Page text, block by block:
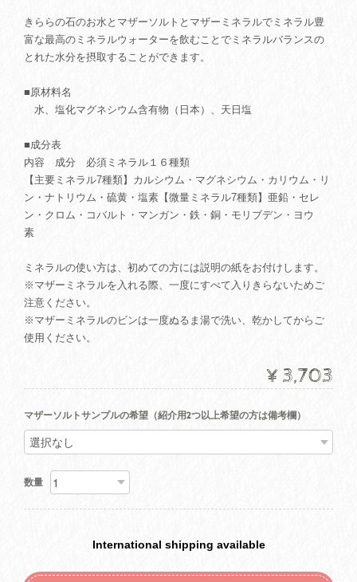
きららの石のお水とマザーソルトとマザーミネラルでミネラル豊
富な最高のミネラルウォーターを飲むことでミネラルバランスの
とれた水分を摂取することができます。
■原材料名
水、塩化マグネシウム含有物（日本）、天日塩
■成分表
内容 成分 必須ミネラル１６種類
【主要ミネラル7種類】カルシウム・マグネシウム・カリウム・リ
ン・ナトリウム・硫黄・塩素【微量ミネラル7種類】亜鉛・セレ
ン・クロム・コバルト・マンガン・鉄・銅・モリブデン・ヨウ
素
ミネラルの使い方は、初めての方には説明の紙をお付けします。
※マザーミネラルを入れる際、一度にすべて入りきらないためご
注意ください。
※マザーミネラルのビンは一度ぬるま湯で洗い、乾かしてからご
使用ください。
¥3,703
マザーソルトサンプルの希望（紹介用2つ以上希望の方は備考欄）
数量
International shipping available